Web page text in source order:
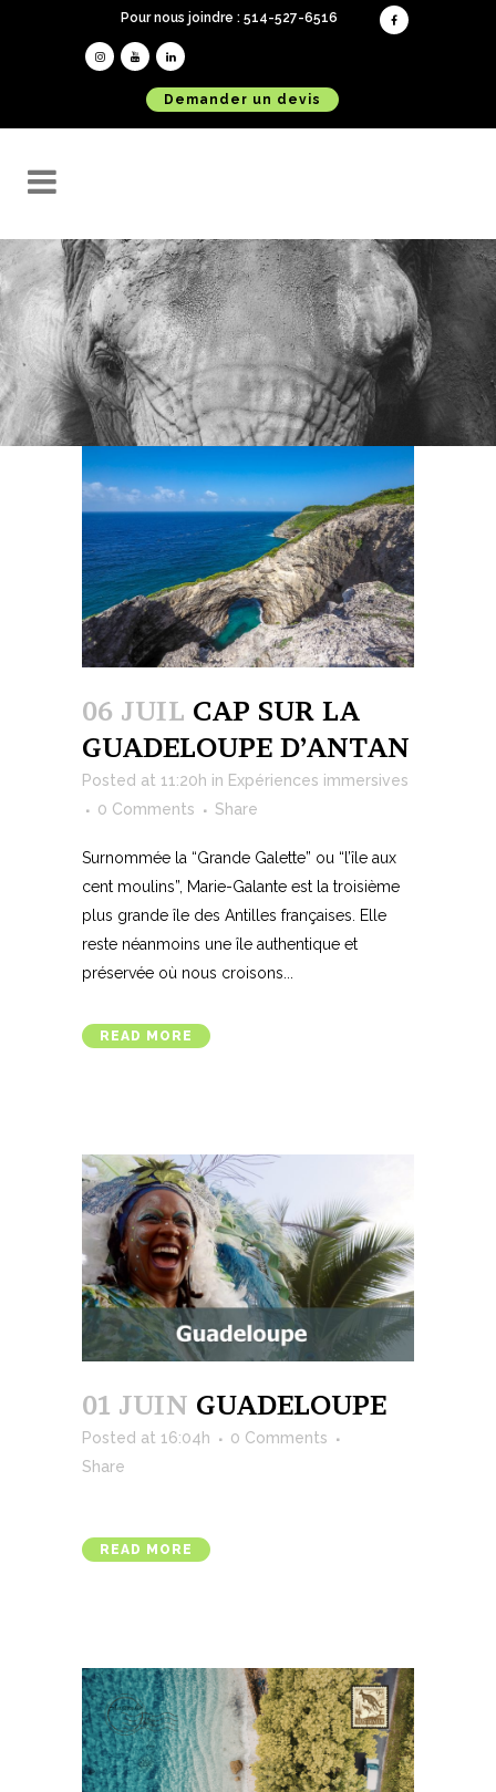
Pour nous joindre : 514-527-6516
Demander un devis
06 JUIL CAP SUR LA
GUADELOUPE D’ANTAN
Posted at 11:20h in Expériences immersives
0 Comments
Share
Surnommée la “Grande Galette” ou “l’île aux
cent moulins”, Marie-Galante est la troisième
plus grande île des Antilles françaises. Elle
reste néanmoins une île authentique et
préservée où nous croisons...
READ MORE
01 JUIN GUADELOUPE
Posted at 16:04h
0 Comments
Share
READ MORE